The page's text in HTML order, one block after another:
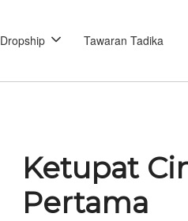
Dropship Tawaran Tadika
Ketupat
Pertama